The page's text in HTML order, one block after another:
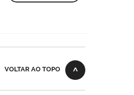
VOLTAR AO TOPO